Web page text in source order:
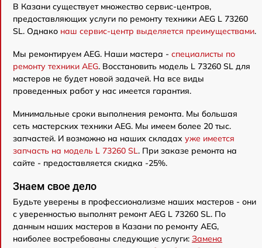
В Казани существует множество сервис-центров,
предоставляющих услуги по ремонту техники AEG L 73260
SL. Однако наш сервис-центр выделяется преимуществами.
Мы ремонтируем AEG. Наши мастера - специалисты по
ремонту техники AEG. Восстановить модель L 73260 SL для
мастеров не будет новой задачей. На все виды
проведенных работ у нас имеется гарантия.
Минимальные сроки выполнения ремонта. Мы большая
сеть мастерских техники AEG. Мы имеем более 20 тыс.
запчастей. И возможно на наших складах уже имеется
запчасть на модель L 73260 SL. При заказе ремонта на
сайте - предоставляется скидка -25%.
Знаем свое дело
Будьте уверены в профессионализме наших мастеров - они
с уверенностью выполнят ремонт AEG L 73260 SL. По
данным наших мастеров в Казани по ремонту AEG,
наиболее востребованы следующие услуги: Замена